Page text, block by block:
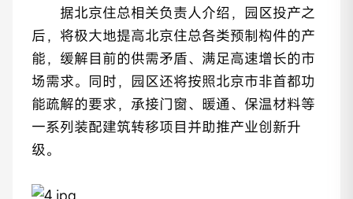
据北京住总相关负责人介绍，园区投产之
后，将极大地提高北京住总各类预制构件的产
能，缓解目前的供需矛盾、满足高速增长的市
场需求。同时，园区还将按照北京市非首都功
能疏解的要求，承接门窗、暖通、保温材料等
一系列装配建筑转移项目并助推产业创新升
级。